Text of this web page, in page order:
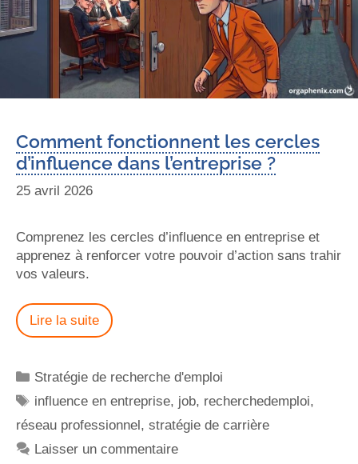
Comment fonctionnent les cercles
d’influence dans l’entreprise ?
25 avril 2026
Comprenez les cercles d’influence en entreprise et
apprenez à renforcer votre pouvoir d’action sans trahir
vos valeurs.
Lire la suite
Stratégie de recherche d'emploi
influence en entreprise, job, recherchedemploi,
réseau professionnel, stratégie de carrière
Laisser un commentaire